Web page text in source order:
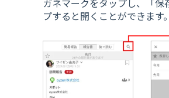
ガネマークをタップし、「保
プすると開くことができます。